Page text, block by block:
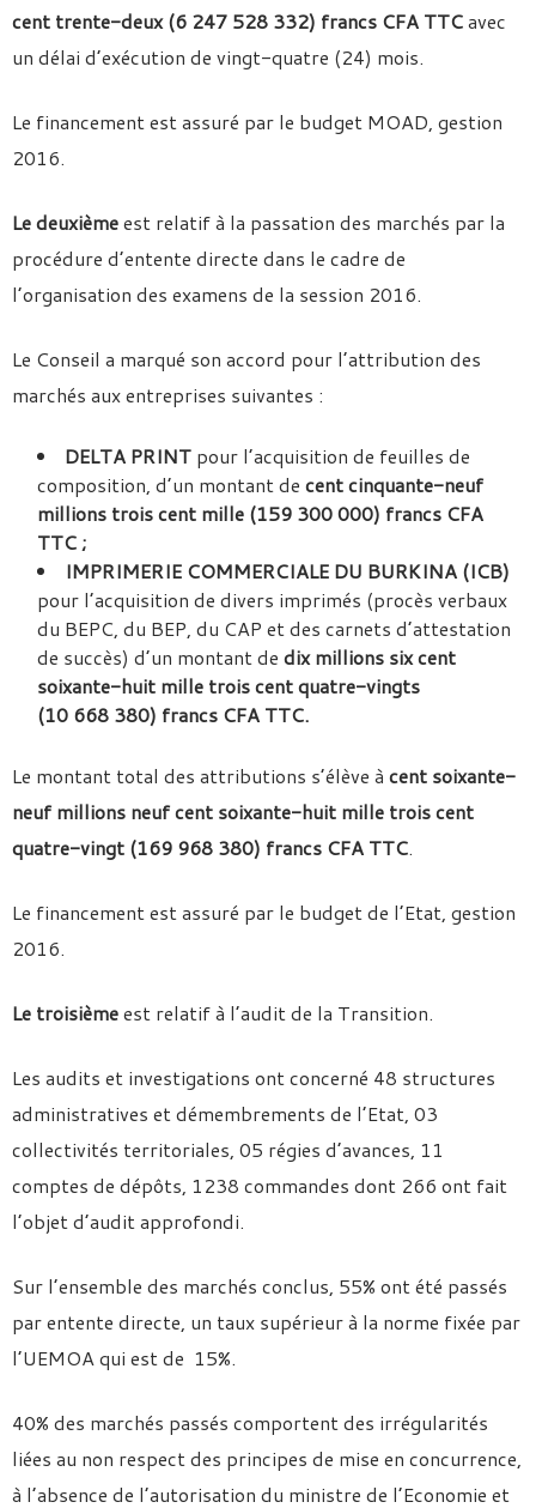
cent trente-deux (6 247 528 332) francs CFA TTCavec
un délai d’exécution de vingt-quatre (24) mois.
Le financement est assuré par le budget MOAD, gestion
2016.
Le deuxièmeest relatif à la passation des marchés par la
procédure d’entente directe dans le cadre de
l’organisation des examens de la session 2016.
Le Conseil a marqué son accord pour l’attribution des
marchés aux entreprises suivantes :
DELTA PRINT pour l’acquisition de feuilles de
composition, d’un montant de cent cinquante-neuf
millions trois cent mille (159 300 000) francs CFA
TTC ;
IMPRIMERIE COMMERCIALE DU BURKINA (ICB)
pour l’acquisition de divers imprimés (procès verbaux
du BEPC, du BEP, du CAP et des carnets d’attestation
de succès) d’un montant de dix millions six cent
soixante-huit mille trois cent quatre-vingts
(10 668 380) francs CFA TTC.
Le montant total des attributions s’élève à cent soixante-
neuf millions neuf cent soixante-huit mille trois cent
quatre-vingt (169 968 380) francs CFA TTC.
Le financement est assuré par le budget de l’Etat, gestion
2016.
Le troisièmeest relatif à l’audit de la Transition.
Les audits et investigations ont concerné 48 structures
administratives et démembrements de l’Etat, 03
collectivités territoriales, 05 régies d’avances, 11
comptes de dépôts, 1238 commandes dont 266 ont fait
l’objet d’audit approfondi.
Sur l’ensemble des marchés conclus, 55% ont été passés
par entente directe, un taux supérieur à la norme fixée par
l’UEMOA qui est de 15%.
40% des marchés passés comportent des irrégularités
liées au non respect des principes de mise en concurrence,
à l’absence de l’autorisation du ministre de l’Economie et